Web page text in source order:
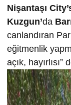
Nişantaşı
Kuzgun’da
canlandıran
eğitmenlik
açık, hayırlısı”